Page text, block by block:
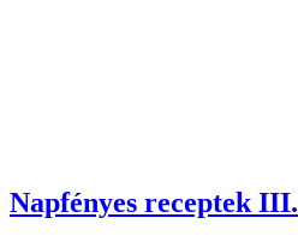
Napfényes receptek III.